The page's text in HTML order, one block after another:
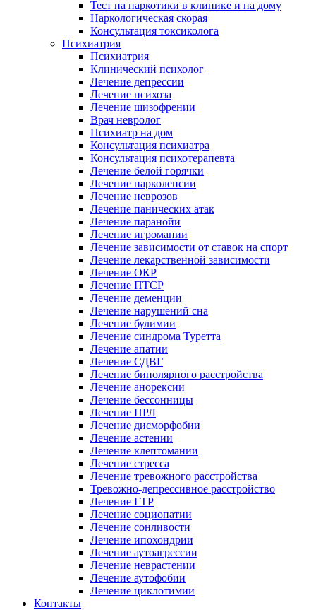
Тест на наркотики в клинике и на дому
Наркологическая скорая
Консультация токсиколога
Психиатрия
Психиатрия
Клинический психолог
Лечение депрессии
Лечение психоза
Лечение шизофрении
Врач невролог
Психиатр на дом
Консультация психиатра
Консультация психотерапевта
Лечение белой горячки
Лечение нарколепсии
Лечение неврозов
Лечение панических атак
Лечение паранойи
Лечение игромании
Лечение зависимости от ставок на спорт
Лечение лекарственной зависимости
Лечение ОКР
Лечение ПТСР
Лечение деменции
Лечение нарушений сна
Лечение булимии
Лечение синдрома Туретта
Лечение апатии
Лечение СДВГ
Лечение биполярного расстройства
Лечение анорексии
Лечение бессонницы
Лечение ПРЛ
Лечение дисморфобии
Лечение астении
Лечение клептомании
Лечение стресса
Лечение тревожного расстройства
Тревожно-депрессивное расстройство
Лечение ГТР
Лечение социопатии
Лечение сонливости
Лечение ипохондрии
Лечение аутоагрессии
Лечение неврастении
Лечение аутофобии
Лечение циклотимии
Контакты